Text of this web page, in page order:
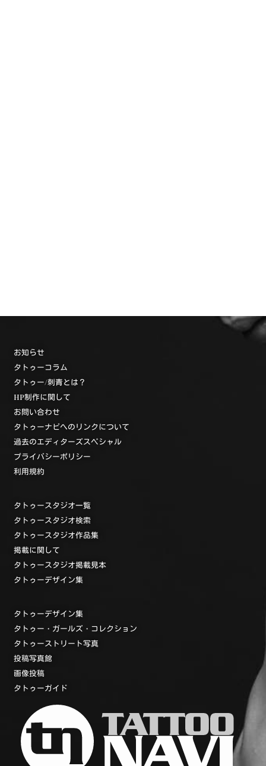
お知らせ
タトゥーコラム
タトゥー/刺青とは？
HP制作に関して
お問い合わせ
タトゥーナビへのリンクについて
過去のエディターズスペシャル
プライバシーポリシー
利用規約
タトゥースタジオ一覧
タトゥースタジオ検索
タトゥースタジオ作品集
掲載に関して
タトゥースタジオ掲載見本
タトゥーデザイン集
タトゥーデザイン集
タトゥー・ガールズ・コレクション
タトゥーストリート写真
投稿写真館
画像投稿
タトゥーガイド